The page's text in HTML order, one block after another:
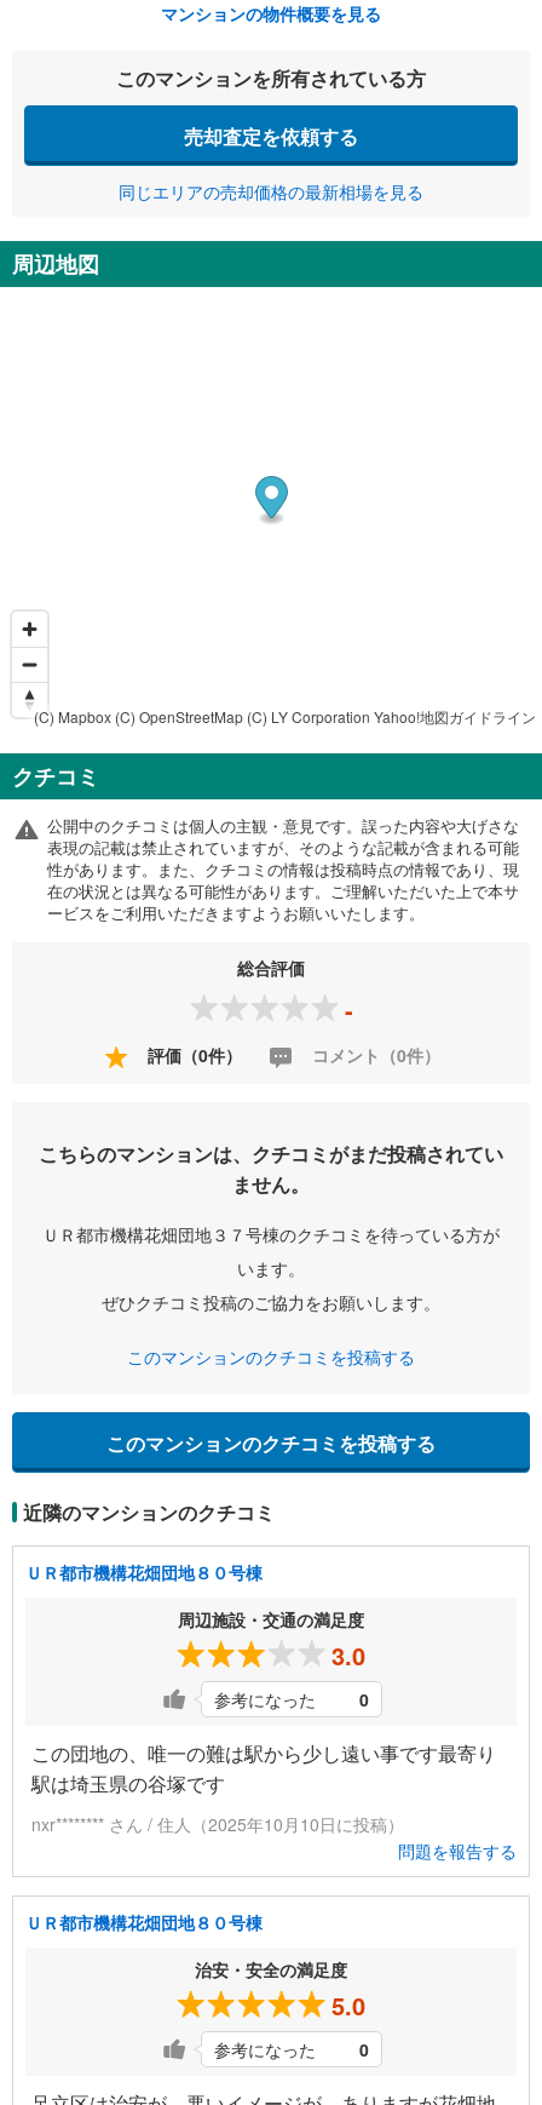
マンションの物件概要を見る
このマンションを所有されている方
売却査定を依頼する
同じエリアの売却価格の最新相場を見る
周辺地図
(C) Mapbox (C) OpenStreetMap (C) LY Corporation Yahoo!地図ガイドライン
クチコミ
公開中のクチコミは個人の主観・意見です。誤った内容や大げさな
表現の記載は禁止されていますが、そのような記載が含まれる可能
性があります。また、クチコミの情報は投稿時点の情報であり、現
在の状況とは異なる可能性があります。ご理解いただいた上で本サ
ービスをご利用いただきますようお願いいたします。
総合評価
-
評価（0件） コメント（0件）
こちらのマンションは、クチコミがまだ投稿されてい
ません。
ＵＲ都市機構花畑団地３７号棟のクチコミを待っている方が
います。
ぜひクチコミ投稿のご協力をお願いします。
このマンションのクチコミを投稿する
このマンションのクチコミを投稿する
近隣のマンションのクチコミ
ＵＲ都市機構花畑団地８０号棟
周辺施設・交通の満足度
3.0
参考になった 0
この団地の、唯一の難は駅から少し遠い事です最寄り
駅は埼玉県の谷塚です
nxr******** さん / 住人（2025年10月10日に投稿）
問題を報告する
ＵＲ都市機構花畑団地８０号棟
治安・安全の満足度
5.0
参考になった 0